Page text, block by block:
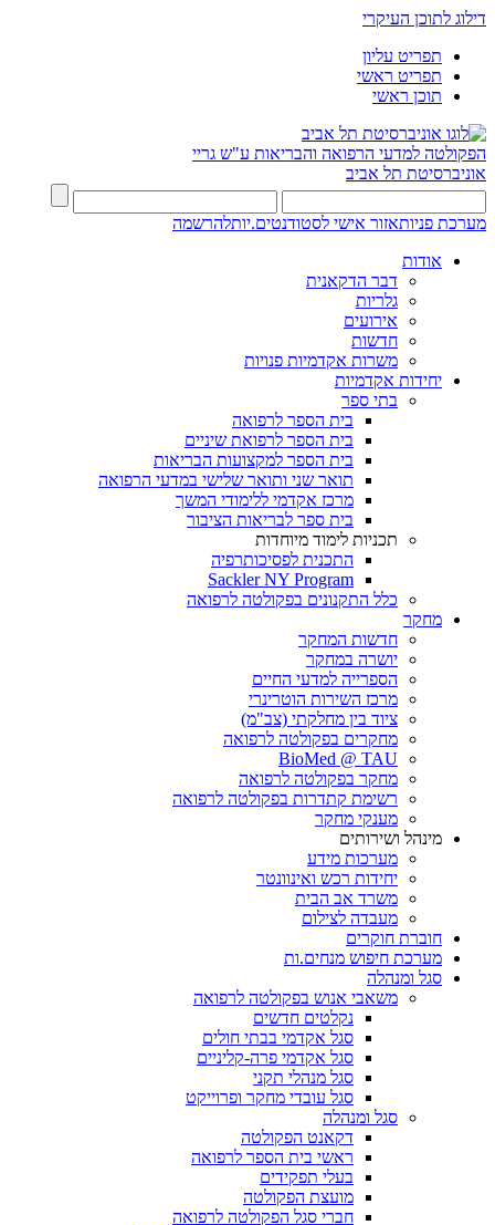
דילוג לתוכן העיקרי
תפריט עליון
תפריט ראשי
תוכן ראשי
הפקולטה למדעי הרפואה והבריאות ע"ש גריי
אוניברסיטת תל אביב
מערכת פניותאזור אישי לסטודנטים.יותלהרשמה
אודות
דבר הדקאנית
גלריות
אירועים
חדשות
משרות אקדמיות פנויות
יחידות אקדמיות
בתי ספר
בית הספר לרפואה
בית הספר לרפואת שיניים
בית הספר למקצועות הבריאות
תואר שני ותואר שלישי במדעי הרפואה
מרכז אקדמי ללימודי המשך
בית ספר לבריאות הציבור
תכניות לימוד מיוחדות
התכנית לפסיכותרפיה
Sackler NY Program
כלל התקנונים בפקולטה לרפואה
מחקר
חדשות המחקר
יושרה במחקר
הספרייה למדעי החיים
מרכז השירות הוטרינרי
ציוד בין מחלקתי (צב"מ)
מחקרים בפקולטה לרפואה
BioMed @ TAU
מחקר בפקולטה לרפואה
רשימת קתדרות בפקולטה לרפואה
מענקי מחקר
מינהל ושירותים
מערכות מידע
יחידות רכש ואינוונטר
משרד אב הבית
מעבדה לצילום
חוברת חוקרים
מערכת חיפוש מנחים.ות
סגל ומנהלה
משאבי אנוש בפקולטה לרפואה
נקלטים חדשים
סגל אקדמי בבתי חולים
סגל אקדמי פרה-קליניים
סגל מנהלי תקני
סגל עובדי מחקר ופרוייקט
סגל ומנהלה
דקאנט הפקולטה
ראשי בית הספר לרפואה
בעלי תפקידים
מועצת הפקולטה
חברי סגל הפקולטה לרפואה